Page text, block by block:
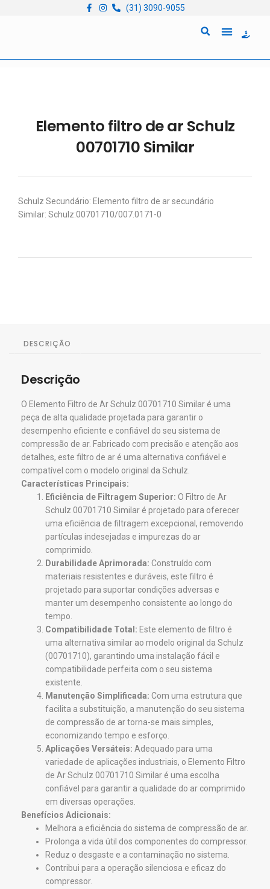
(31) 3090-9055
Elemento filtro de ar Schulz
00701710 Similar
Schulz Secundário: Elemento filtro de ar secundário
Similar: Schulz:00701710/007.0171-0
DESCRIÇÃO
Descrição
O Elemento Filtro de Ar Schulz 00701710 Similar é uma
peça de alta qualidade projetada para garantir o
desempenho eficiente e confiável do seu sistema de
compressão de ar. Fabricado com precisão e atenção aos
detalhes, este filtro de ar é uma alternativa confiável e
compatível com o modelo original da Schulz.
Características Principais:
Eficiência de Filtragem Superior: O Filtro de Ar
Schulz 00701710 Similar é projetado para oferecer
uma eficiência de filtragem excepcional, removendo
partículas indesejadas e impurezas do ar
comprimido.
Durabilidade Aprimorada: Construído com
materiais resistentes e duráveis, este filtro é
projetado para suportar condições adversas e
manter um desempenho consistente ao longo do
tempo.
Compatibilidade Total: Este elemento de filtro é
uma alternativa similar ao modelo original da Schulz
(00701710), garantindo uma instalação fácil e
compatibilidade perfeita com o seu sistema
existente.
Manutenção Simplificada: Com uma estrutura que
facilita a substituição, a manutenção do seu sistema
de compressão de ar torna-se mais simples,
economizando tempo e esforço.
Aplicações Versáteis: Adequado para uma
variedade de aplicações industriais, o Elemento Filtro
de Ar Schulz 00701710 Similar é uma escolha
confiável para garantir a qualidade do ar comprimido
em diversas operações.
Benefícios Adicionais:
Melhora a eficiência do sistema de compressão de ar.
Prolonga a vida útil dos componentes do compressor.
Reduz o desgaste e a contaminação no sistema.
Contribui para a operação silenciosa e eficaz do
compressor.